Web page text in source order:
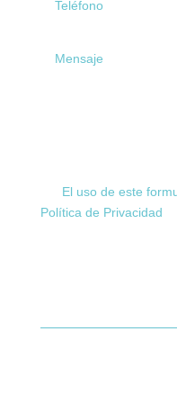
El uso de este
Política de Privacidad